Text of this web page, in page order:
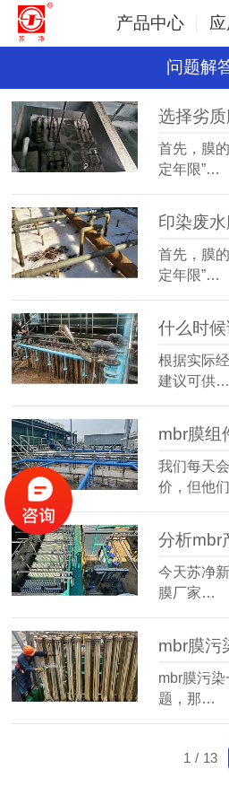
产品中心
问题解
首先，膜
定年限”…
首先，膜
定年限”…
什么时
根据实际
建议可供…
我们每天
价，但他
今天苏净
膜厂家…
mbr膜污
mbr膜污
题，那…
1 / 13